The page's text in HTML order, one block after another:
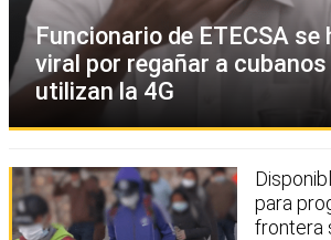
Funcionario de ETECSA se
viral por regañar a cubanos
utilizan la 4G
para
frontera